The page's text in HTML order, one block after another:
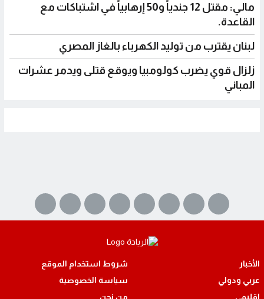
مالي: مقتل 12 جندياً و50 إرهابياً في اشتباكات مع
القاعدة.
لبنان يقترب من توليد الكهرباء بالغاز المصري
زلزال قوي يضرب كولومبيا ويوقع قتلى ويدمر عشرات
المباني
الأخبار
عربي ودولي
اقليمي
شروط استخدام الموقع
سياسة الخصوصية
من نحن